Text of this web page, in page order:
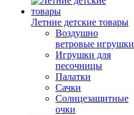
Летние детские товары
Воздушно
ветровые игрушки
Игрушки для
песочницы
Палатки
Сачки
Солнцезащитные
очки